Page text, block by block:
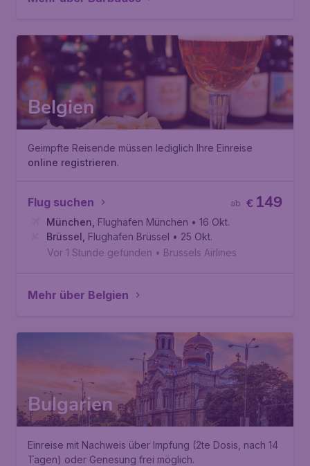
Belgien
Geimpfte Reisende müssen lediglich Ihre Einreise
online registrieren.
Flug suchen € 149
ab
München Flughafen München • 16 Okt.
Brüssel Flughafen Brüssel • 25 Okt.
Vor 1 Stunde gefunden • Brussels Airlines
Mehr über Belgien
Bulgarien
Einreise mit Nachweis über Impfung (2te Dosis, nach 14
Tagen) oder Genesung frei möglich.